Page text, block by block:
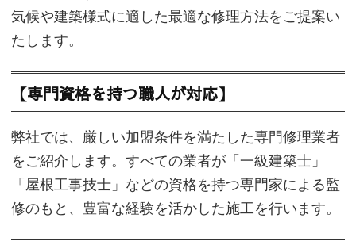
気候や建築様式に適した最適な修理方法をご提案い
たします。
【専門資格を持つ職人が対応】
弊社では、厳しい加盟条件を満たした専門修理業者
をご紹介します。すべての業者が「一級建築士」
「屋根工事技士」などの資格を持つ専門家による監
修のもと、豊富な経験を活かした施工を行います。